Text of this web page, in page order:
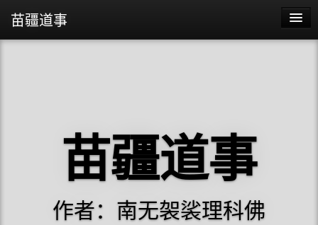
苗疆道事
苗疆道事
作者：南无袈裟理科佛